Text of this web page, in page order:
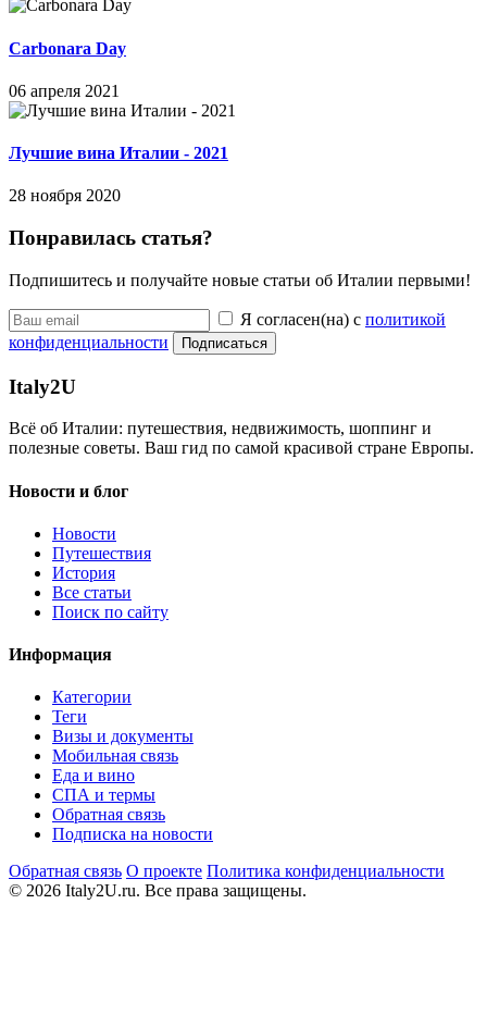
Carbonara Day
06 апреля 2021
Лучшие вина Италии - 2021
28 ноября 2020
Понравилась статья?
Подпишитесь и получайте новые статьи об Италии первыми!
Я согласен(на) с политикой
конфиденциальности
Подписаться
Italy2U
Всё об Италии: путешествия, недвижимость, шоппинг и
полезные советы. Ваш гид по самой красивой стране Европы.
Новости и блог
Новости
Путешествия
История
Все статьи
Поиск по сайту
Информация
Категории
Теги
Визы и документы
Мобильная связь
Еда и вино
СПА и термы
Обратная связь
Подписка на новости
Обратная связь О проекте Политика конфиденциальности
© 2026 Italy2U.ru. Все права защищены.